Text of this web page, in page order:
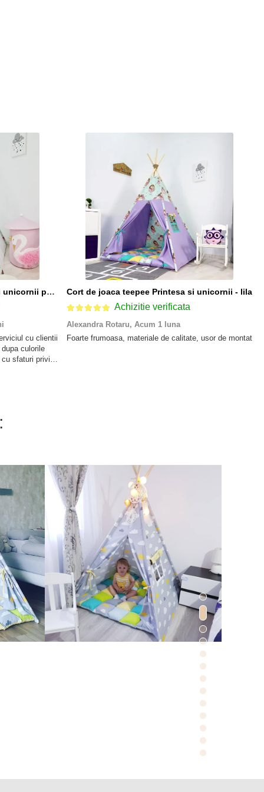
Cort de joaca teepee Printesa si unicornii personalizat
cu clientii
culorile
sfaturi privind
Cort de joaca teepee Printesa si unicornii - lila
Achizitie verificata
Alexandra Rotaru, Acum 1 luna
Foarte frumoasa, materiale de calitate, usor de montat